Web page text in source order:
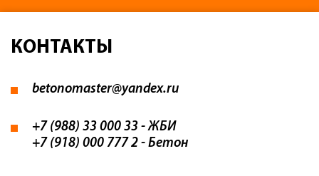
КОНТАКТЫ
betonomaster@yandex.ru
+7 (988) 33 000 33 - ЖБИ
+7 (918) 000 777 2 - Бетон